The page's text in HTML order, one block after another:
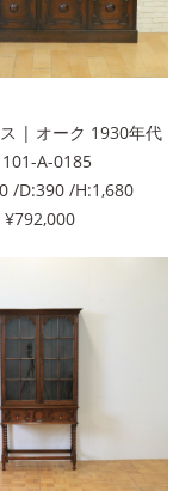
| オーク 1930年代
A-0185
/D:390 /H:1,680
¥792,000